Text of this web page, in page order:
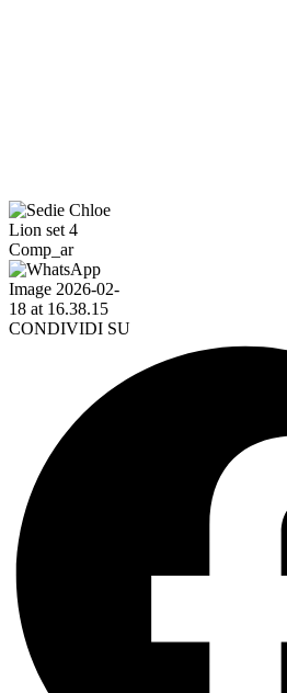
CONDIVIDI SU